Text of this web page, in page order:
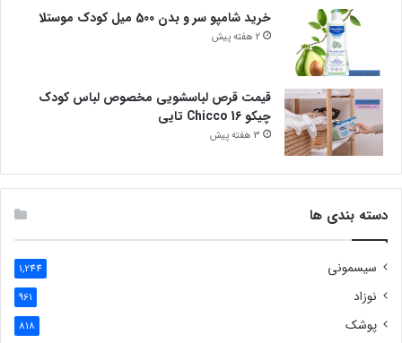
خرید شامپو سر و بدن 500 میل کودک موستلا
2 هفته پیش
قیمت قرص لباسشویی مخصوص لباس کودک
چیکو Chicco 16 تایی
3 هفته پیش
دسته بندی ها
سیسمونی 1,244
نوزاد 961
پوشک 818